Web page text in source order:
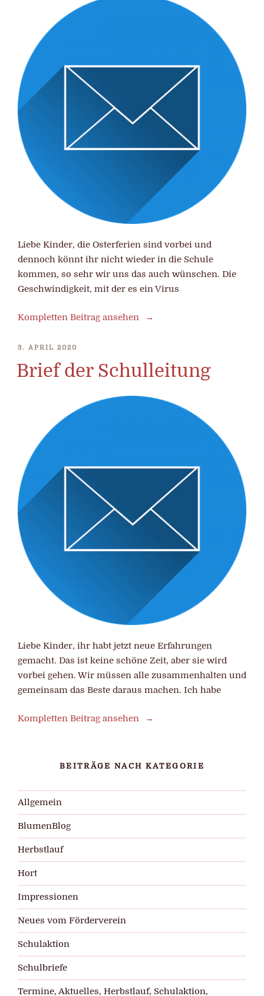
Liebe Kinder, die Osterferien sind vorbei und
dennoch könnt ihr nicht wieder in die Schule
kommen, so sehr wir uns das auch wünschen. Die
Geschwindigkeit, mit der es ein Virus
Kompletten Beitrag ansehen
VERÖFFENTLICHT
3. APRIL 2020
Brief der Schulleitung
Liebe Kinder, ihr habt jetzt neue Erfahrungen
gemacht. Das ist keine schöne Zeit, aber sie wird
vorbei gehen. Wir müssen alle zusammenhalten und
gemeinsam das Beste daraus machen. Ich habe
Kompletten Beitrag ansehen
BEITRÄGE NACH KATEGORIE
Allgemein
BlumenBlog
Herbstlauf
Hort
Impressionen
Neues vom Förderverein
Schulaktion
Schulbriefe
Termine, Aktuelles, Herbstlauf, Schulaktion,